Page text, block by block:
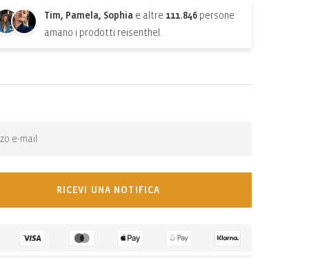
Tim, Pamela, Sophia e altre 111.846 persone
amano i prodotti reisenthel.
RICEVI UNA NOTIFICA